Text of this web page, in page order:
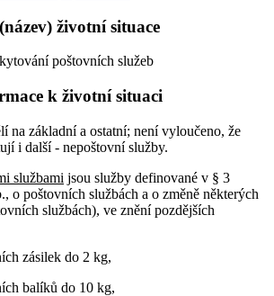
životní situace
poštovních služeb
k životní situaci
na základní a ostatní; není vyloučeno, že
i další - nepoštovní služby.
službami jsou služby definované v § 3
o poštovních službách a o změně některých
službách), ve znění pozdějších
zásilek do 2 kg,
balíků do 10 kg,